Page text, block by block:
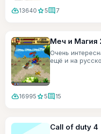
cloud_download13640 star5comment7
Меч и Магия
Очень
ещё и на
cloud_download16995 star5comment15
Call of duty 4